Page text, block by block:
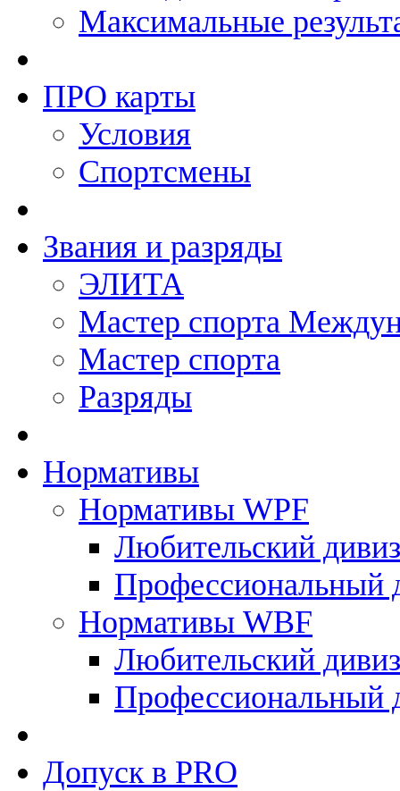
Максимальные
ПРО карты
Условия
Спортсмены
Звания и разряды
ЭЛИТА
Мастер спорта
Мастер спорта
Разряды
Нормативы
Нормативы WPF
Любительский
Профессиональный
Нормативы WBF
Любительский
Профессиональный
Допуск в PRO